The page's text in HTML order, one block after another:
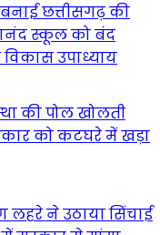
बनाई छत्तीसगढ़ की
स्कूल को बंद
उपाध्याय
की पोल खोलती
को कटघरे में खड़ा
लहरे ने उठाया सिंचाई